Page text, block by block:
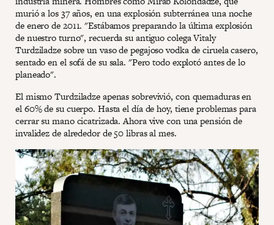
murió a los 37 años, en una explosión subterránea una noche
de enero de 2011. "Estábamos preparando la última explosión
de nuestro turno", recuerda su antiguo colega Vitaly
Turdziladze sobre un vaso de pegajoso vodka de ciruela casero,
sentado en el sofá de su sala. "Pero todo explotó antes de lo
planeado".
El mismo Turdziladze apenas sobrevivió, con quemaduras en
el 60% de su cuerpo. Hasta el día de hoy, tiene problemas para
cerrar su mano cicatrizada. Ahora vive con una pensión de
invalidez de alrededor de 50 libras al mes.